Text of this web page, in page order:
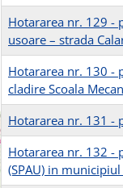
Hotararea nr. 129 -
usoare – strada
Hotararea nr. 130 -
cladire Scoala
Hotararea nr. 131 -
Hotararea nr. 132 -
(SPAU) in